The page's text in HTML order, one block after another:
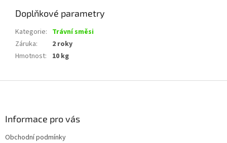
Doplňkové parametry
Kategorie: Trávní směsi
Záruka:
2 roky
Hmotnost: 10 kg
Informace pro vás
Obchodní podmínky